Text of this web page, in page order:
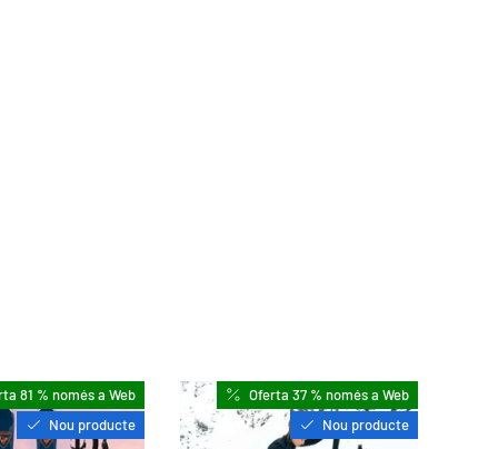
81 % només a Web
Nou producte
Oferta 37 % només a Web
Nou producte